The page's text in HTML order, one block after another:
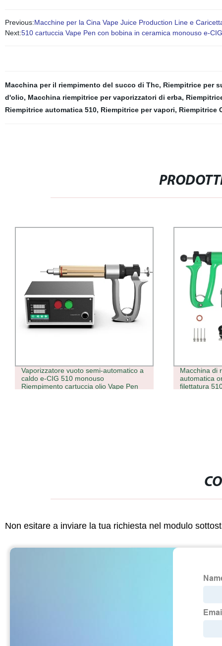
Previous:Macchine per la Cina Vape Juice Production Line e
Next:510 cartuccia Vape Pen con bobina in ceramica monouso e-
Macchina per il riempimento del succo di Thc, Riempitrice per
d'olio, Macchina riempitrice per vaporizzatori di erba,
Riempitrice automatica 510, Riempitrice per vapori, Riempitrice
Macchina di riempimento olio semi-
automatica originale da 25 ml 50 ml per
filettatura 510 Pistola riempitrice a
400 kg/H
ghiaccio
Non esitare a inviare la tua richiesta nel modulo